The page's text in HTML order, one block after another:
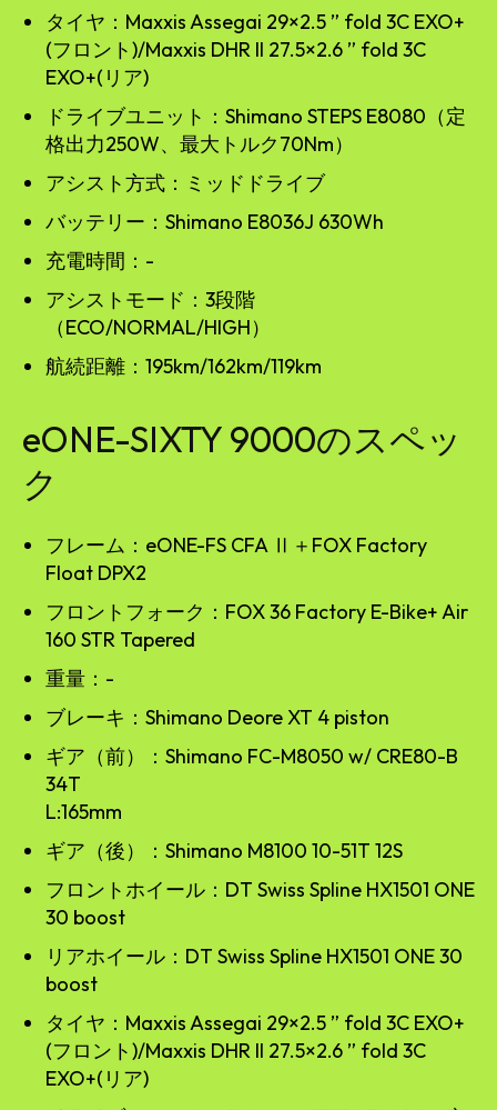
タイヤ：Maxxis Assegai 29×2.5 ” fold 3C EXO+
(フロント)/Maxxis DHR II 27.5×2.6 ” fold 3C
EXO+(リア)
ドライブユニット：Shimano STEPS E8080（定
格出力250W、最大トルク70Nm）
アシスト方式：ミッドドライブ
バッテリー：Shimano E8036J 630Wh
充電時間：-
アシストモード：3段階
（ECO/NORMAL/HIGH）
航続距離：195km/162km/119km
eONE-SIXTY 9000のスペッ
ク
フレーム：eONE-FS CFA Ⅱ＋FOX Factory
Float DPX2
フロントフォーク：FOX 36 Factory E-Bike+ Air
160 STR Tapered
重量：-
ブレーキ：Shimano Deore XT 4 piston
ギア（前）：Shimano FC-M8050 w/ CRE80-B
34T
L:165mm
ギア（後）：Shimano M8100 10-51T 12S
フロントホイール：DT Swiss Spline HX1501 ONE
30 boost
リアホイール：DT Swiss Spline HX1501 ONE 30
boost
タイヤ：Maxxis Assegai 29×2.5 ” fold 3C EXO+
(フロント)/Maxxis DHR II 27.5×2.6 ” fold 3C
EXO+(リア)